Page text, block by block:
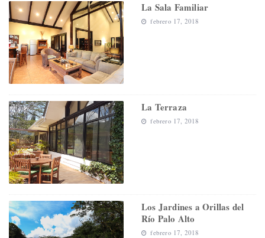
La Sala Familiar
febrero 17, 2018
La Terraza
febrero 17, 2018
Los Jardines a Orillas del
Río Palo Alto
febrero 17, 2018